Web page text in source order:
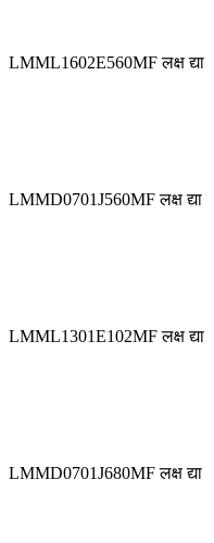
LMML1602E560MF लक्ष द्या
LMMD0701J560MF लक्ष द्या
LMML1301E102MF लक्ष द्या
LMMD0701J680MF लक्ष द्या